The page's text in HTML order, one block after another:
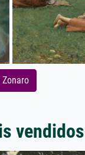
Zonaro
vendidos